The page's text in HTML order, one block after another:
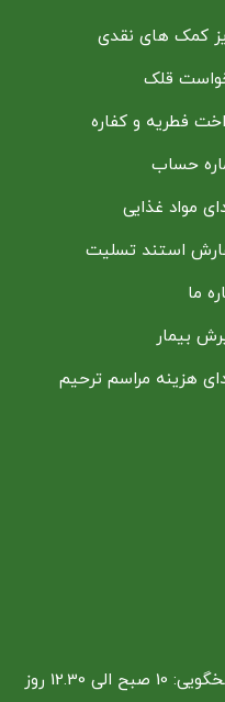
کمک های نقدی
قلک
فطریه و کفاره
حساب
مواد غذایی
استند تسلیت
ما
بیمار
هزینه مراسم ترحیم
دفتر: 03191006031 (ساعات پاسخگویی: 10 صبح الی 12.30 روز